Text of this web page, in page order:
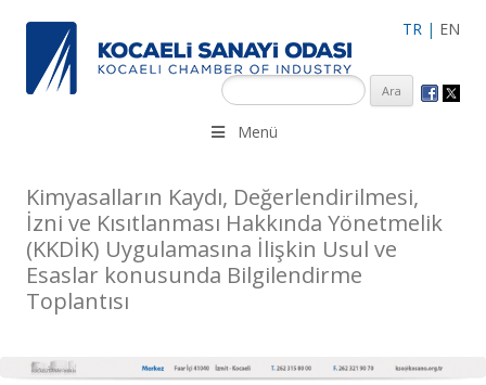
TR | EN
KSO 3500’ü aşkın sanayi kuruluşuna uzman çalışanları ile İzmit
Merkez, Çayırova, Dilovası, Gebze ve İMES OSB’deki ofisleri ile
Menü
Kimyasalların Kaydı, Değerlendirilmesi,
İzni ve Kısıtlanması Hakkında Yönetmelik
(KKDİK) Uygulamasına İlişkin Usul ve
Esaslar konusunda Bilgilendirme
Toplantısı